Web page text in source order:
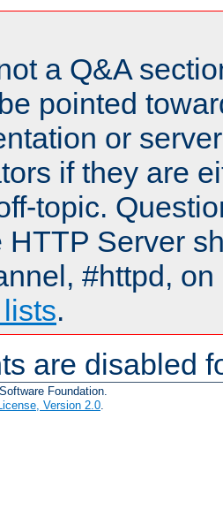
a Q&A
pointed
or
if they are
topic.
HTTP Server
#httpd,
.
are disabled
Foundation.
Version 2.0.